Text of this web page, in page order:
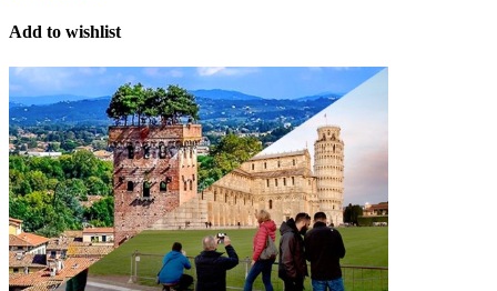
Add to wishlist